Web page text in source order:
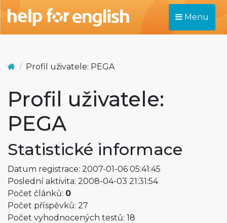
Menu
Profil uživatele: PEGA
Profil uživatele:
PEGA
Statistické informace
Datum registrace: 2007-01-06 05:41:45
Poslední aktivita: 2008-04-03 21:31:54
Počet článků: 0
Počet příspěvků: 27
Počet vyhodnocených testů: 18